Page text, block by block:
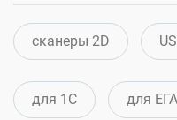
сканеры 2D
для 1С для